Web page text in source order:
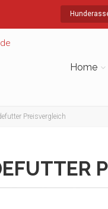
Home
Preisvergleich